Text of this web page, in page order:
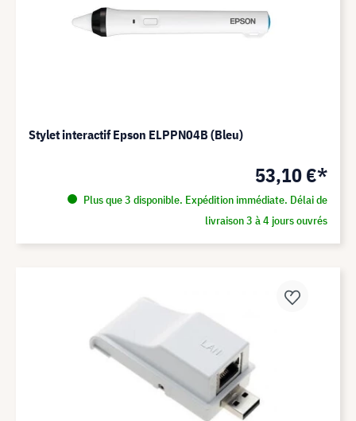
Stylet interactif Epson ELPPN04B (Bleu)
53,10 €*
Plus que 3 disponible. Expédition immédiate. Délai de
livraison 3 à 4 jours ouvrés